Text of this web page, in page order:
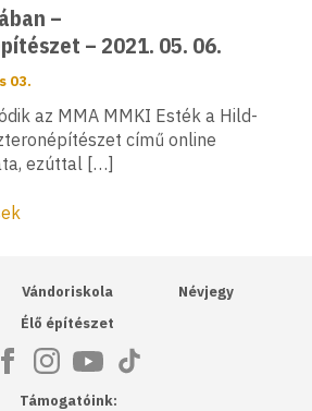
–
– 2021. 05. 06.
03.
az MMA MMKI Esték a Hild-
című online
ezúttal […]
Egyesülés
Vándoriskola
Élő építészet
Névjegy
Támogatóink: